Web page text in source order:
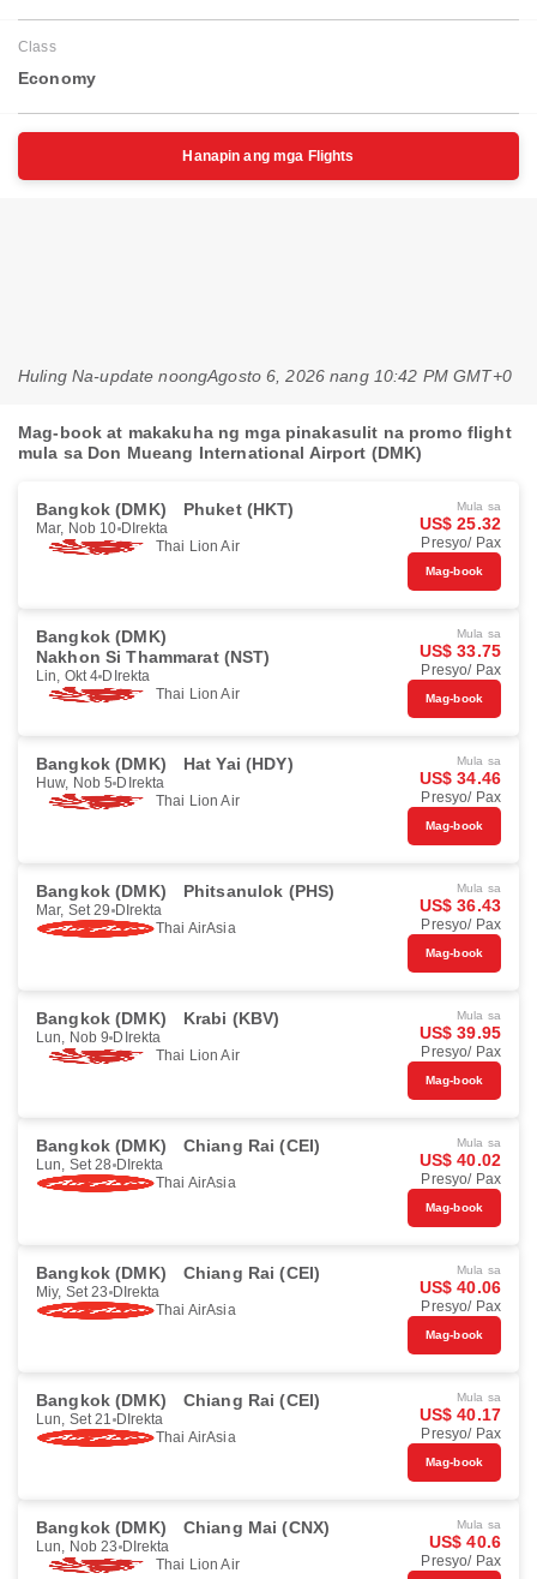
Class
Economy
Hanapin ang mga Flights
Huling Na-update noongAgosto 6, 2026 nang 10:42 PM GMT+0
Mag-book at makakuha ng mga pinakasulit na promo flight
mula sa Don Mueang International Airport (DMK)
Bangkok (DMK) Phuket (HKT)
Mar, Nob 10 DIrekta
Thai Lion Air
Mula sa
US$ 25.32
Presyo/ Pax
Mag-book
Bangkok (DMK)
Nakhon Si Thammarat (NST)
Lin, Okt 4 DIrekta
Thai Lion Air
Mula sa
US$ 33.75
Presyo/ Pax
Mag-book
Bangkok (DMK) Hat Yai (HDY)
Huw, Nob 5 DIrekta
Thai Lion Air
Mula sa
US$ 34.46
Presyo/ Pax
Mag-book
Bangkok (DMK) Phitsanulok (PHS)
Mar, Set 29 DIrekta
Thai AirAsia
Mula sa
US$ 36.43
Presyo/ Pax
Mag-book
Bangkok (DMK) Krabi (KBV)
Lun, Nob 9 DIrekta
Thai Lion Air
Mula sa
US$ 39.95
Presyo/ Pax
Mag-book
Bangkok (DMK) Chiang Rai (CEI)
Lun, Set 28 DIrekta
Thai AirAsia
Mula sa
US$ 40.02
Presyo/ Pax
Mag-book
Bangkok (DMK) Chiang Rai (CEI)
Miy, Set 23 DIrekta
Thai AirAsia
Mula sa
US$ 40.06
Presyo/ Pax
Mag-book
Bangkok (DMK) Chiang Rai (CEI)
Lun, Set 21 DIrekta
Thai AirAsia
Mula sa
US$ 40.17
Presyo/ Pax
Mag-book
Bangkok (DMK) Chiang Mai (CNX)
Lun, Nob 23 DIrekta
Thai Lion Air
Mula sa
US$ 40.6
Presyo/ Pax